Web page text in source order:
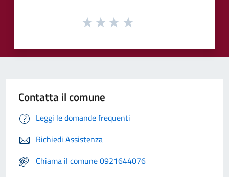
Contatta il comune
Leggi le domande frequenti
Richiedi Assistenza
Chiama il comune 0921644076